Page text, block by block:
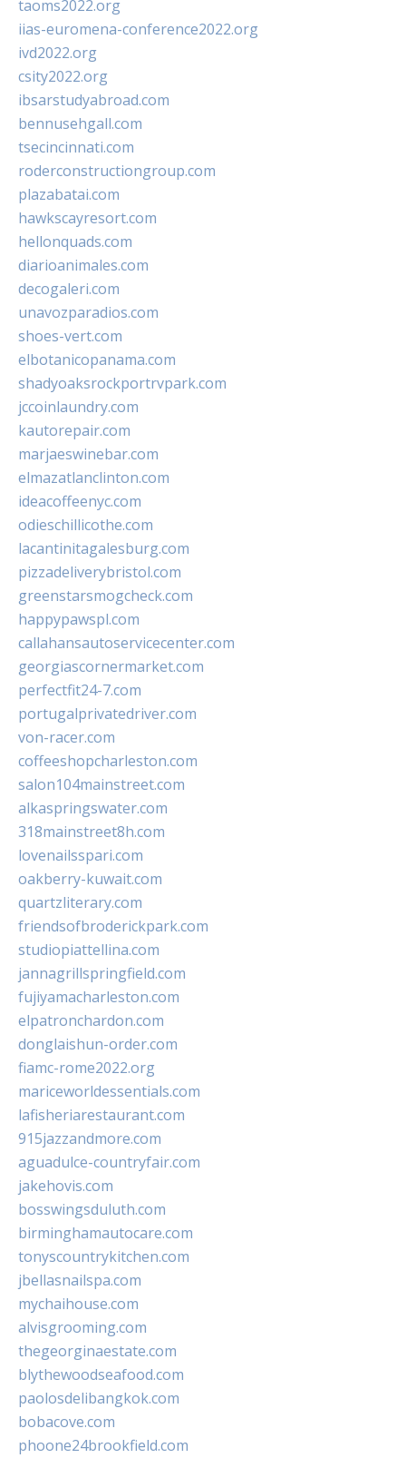
taoms2022.org
iias-euromena-conference2022.org
ivd2022.org
csity2022.org
ibsarstudyabroad.com
bennusehgall.com
tsecincinnati.com
roderconstructiongroup.com
plazabatai.com
hawkscayresort.com
hellonquads.com
diarioanimales.com
decogaleri.com
unavozparadios.com
shoes-vert.com
elbotanicopanama.com
shadyoaksrockportrvpark.com
jccoinlaundry.com
kautorepair.com
marjaeswinebar.com
elmazatlanclinton.com
ideacoffeenyc.com
odieschillicothe.com
lacantinitagalesburg.com
pizzadeliverybristol.com
greenstarsmogcheck.com
happypawspl.com
callahansautoservicecenter.com
georgiascornermarket.com
perfectfit24-7.com
portugalprivatedriver.com
von-racer.com
coffeeshopcharleston.com
salon104mainstreet.com
alkaspringswater.com
318mainstreet8h.com
lovenailsspari.com
oakberry-kuwait.com
quartzliterary.com
friendsofbroderickpark.com
studiopiattellina.com
jannagrillspringfield.com
fujiyamacharleston.com
elpatronchardon.com
donglaishun-order.com
fiamc-rome2022.org
mariceworldessentials.com
lafisheriarestaurant.com
915jazzandmore.com
aguadulce-countryfair.com
jakehovis.com
bosswingsduluth.com
birminghamautocare.com
tonyscountrykitchen.com
jbellasnailspa.com
mychaihouse.com
alvisgrooming.com
thegeorginaestate.com
blythewoodseafood.com
paolosdelibangkok.com
bobacove.com
phoone24brookfield.com